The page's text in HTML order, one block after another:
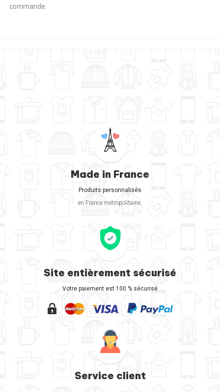
commande.
Made in France
Produits personnalisés
en France métropolitaine.
Site entièrement sécurisé
Votre paiement est 100 % sécurisé
Service client